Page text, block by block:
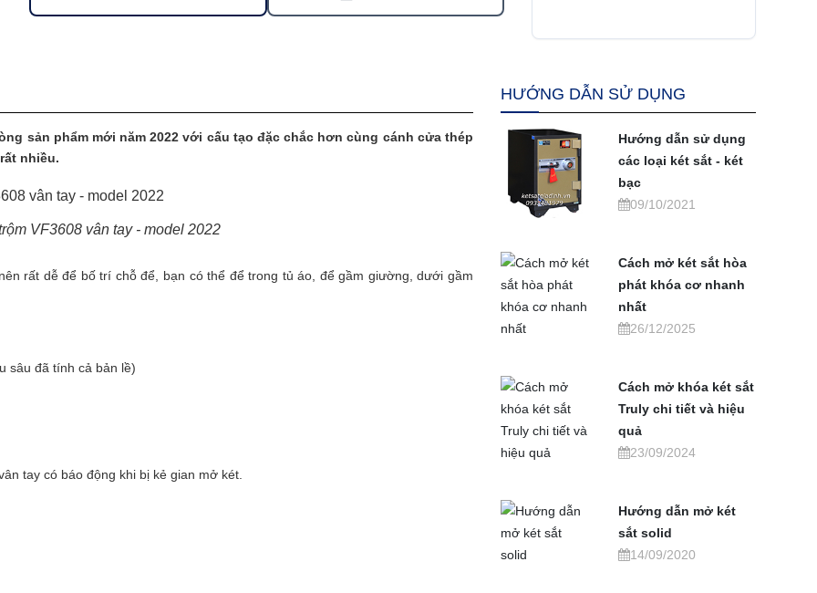
sản phẩm mới năm 2022 với cấu tạo đặc chắc hơn cùng cánh cửa thép
nhiều.
VF3608 vân tay - model 2022
rất dễ để bố trí chỗ để, bạn có thể để trong tủ áo, để gầm giường, dưới gầm
sâu đã tính cả bản lề)
tay có báo động khi bị kẻ gian mở két.
HƯỚNG DẪN SỬ DỤNG
Hướng dẫn sử dụng
các loại két sắt - két
bạc
09/10/2021
Cách mở két sắt hòa
phát khóa cơ nhanh
nhất
26/12/2025
Cách mở khóa két sắt
Truly chi tiết và hiệu
quả
23/09/2024
Hướng dẫn mở két
sắt solid
14/09/2020